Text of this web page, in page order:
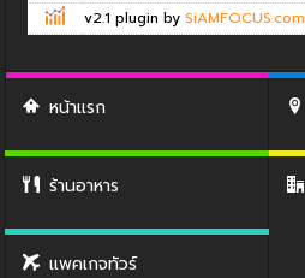
v2.1 plugin by SiAMFOCUS.com
หน้าแรก
ร้านอาหาร
แพคเกจทัวร์